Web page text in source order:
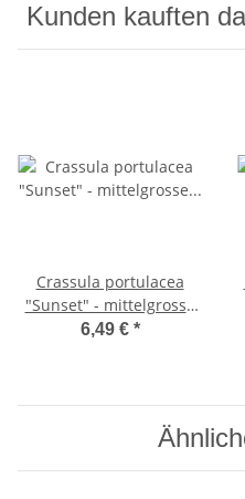
Kunden kauften
Crassula portulacea
"Sunset" - mittelgrosse
Pflanze im 8,5cm Top
6,49 € *